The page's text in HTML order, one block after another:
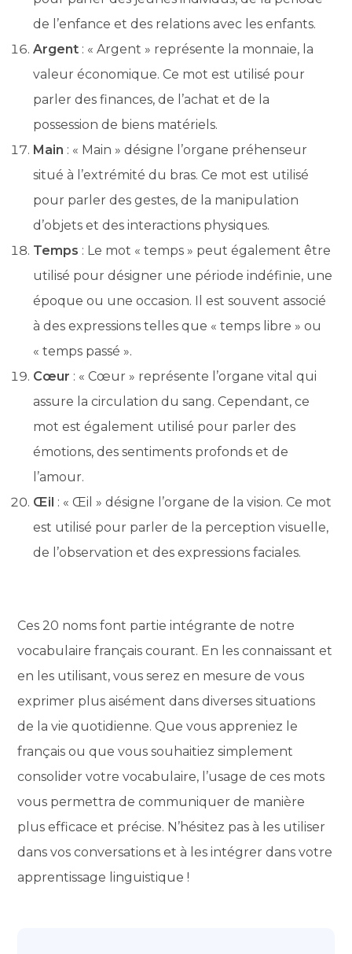
de l’enfance et des relations avec les enfants.
Argent : « Argent » représente la monnaie, la
valeur économique. Ce mot est utilisé pour
parler des finances, de l’achat et de la
possession de biens matériels.
Main : « Main » désigne l’organe préhenseur
situé à l’extrémité du bras. Ce mot est utilisé
pour parler des gestes, de la manipulation
d’objets et des interactions physiques.
Temps : Le mot « temps » peut également être
utilisé pour désigner une période indéfinie, une
époque ou une occasion. Il est souvent associé
à des expressions telles que « temps libre » ou
« temps passé ».
Cœur : « Cœur » représente l’organe vital qui
assure la circulation du sang. Cependant, ce
mot est également utilisé pour parler des
émotions, des sentiments profonds et de
l’amour.
Œil : « Œil » désigne l’organe de la vision. Ce mot
est utilisé pour parler de la perception visuelle,
de l’observation et des expressions faciales.
Ces 20 noms font partie intégrante de notre
vocabulaire français courant. En les connaissant et
en les utilisant, vous serez en mesure de vous
exprimer plus aisément dans diverses situations
de la vie quotidienne. Que vous appreniez le
français ou que vous souhaitiez simplement
consolider votre vocabulaire, l’usage de ces mots
vous permettra de communiquer de manière
plus efficace et précise. N’hésitez pas à les utiliser
dans vos conversations et à les intégrer dans votre
apprentissage linguistique !